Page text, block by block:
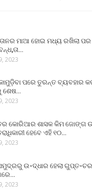
ମାଆ ହୋଇ ମଧ୍ୟ ରଖିଲା
2023
ପରେ ତୁରନ୍ତ ବ୍ୟବହାର
ଶେଷ…
2023
କୋରିଆର ଶାସକ କିମ ଜୋଙ୍ଗ
ହେବେ ଏହି ୧୦…
2023
ଉ-ଦ୍ଧାର ହେଲା ଗୁପ୍ତ-ଚର
2023